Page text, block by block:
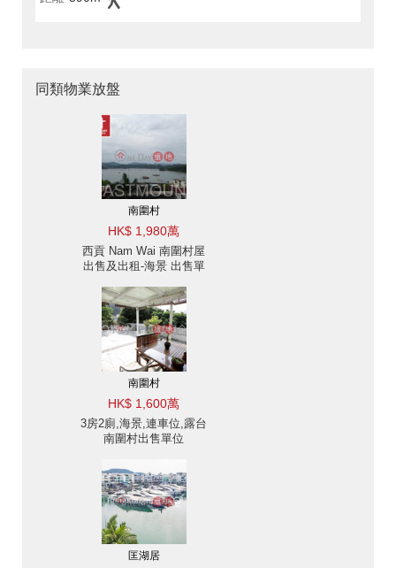
同類物業放盤
南圍村
HK$ 1,980萬
西貢 Nam Wai 南圍村屋
出售及出租-海景 出售單
南圍村
HK$ 1,600萬
3房2廁,海景,連車位,露台
南圍村出售單位
匡湖居